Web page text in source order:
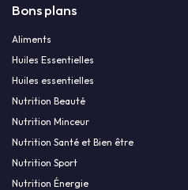
Bons plans
Aliments
Huiles Essentielles
Huiles essentielles
Nutrition Beauté
Nutrition Minceur
Nutrition Santé et Bien être
Nutrition Sport
Nutrition Énergie